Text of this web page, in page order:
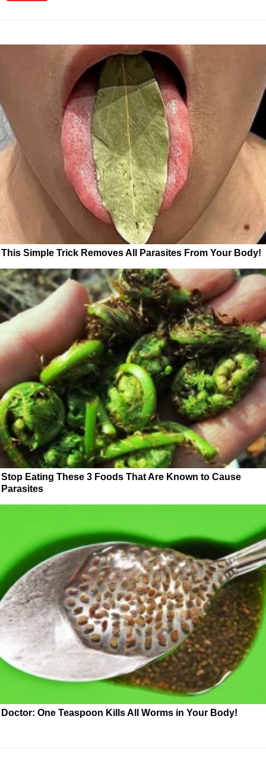
This Simple Trick Removes All Parasites From Your Body!
Stop Eating These 3 Foods That Are Known to Cause
Parasites
Doctor: One Teaspoon Kills All Worms in Your Body!